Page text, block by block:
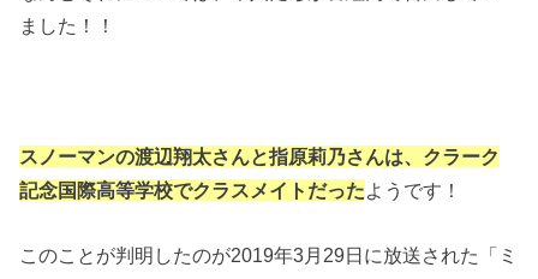
ました！！
スノーマンの渡辺翔太さんと指原莉乃さんは、クラーク
記念国際高等学校でクラスメイトだったようです！
このことが判明したのが2019年3月29日に放送された「ミ